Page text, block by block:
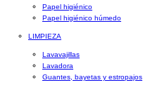
Papel higiénico
Papel higiénico húmedo
LIMPIEZA
Lavavajillas
Lavadora
Guantes, bayetas y estropajos